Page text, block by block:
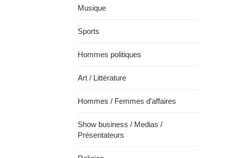
Musique
Sports
Hommes politiques
Art / Littérature
Hommes / Femmes d'affaires
Show business / Medias /
Présentateurs